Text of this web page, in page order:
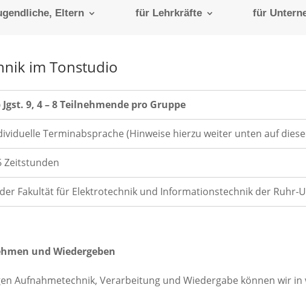
Eltern für Lehrkräfte für
im Tonstudio
Jgst. 9, 4 – 8 Teilnehmende pro Gruppe
Terminabsprache (Hinweise hierzu weiter unten auf
Zeitstunden
Fakultät für Elektrotechnik und Informationstechnik der Ruhr-
und Wiedergeben
Aufnahmetechnik, Verarbeitung und Wiedergabe können wir